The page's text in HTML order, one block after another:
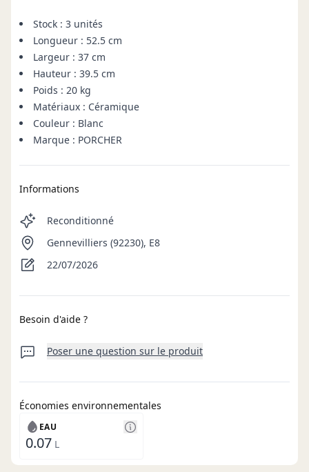
Stock : 3 unités
Longueur : 52.5 cm
Largeur : 37 cm
Hauteur : 39.5 cm
Poids : 20 kg
Matériaux : Céramique
Couleur : Blanc
Marque : PORCHER
Informations
Reconditionné
Gennevilliers (92230), E8
22/07/2026
Besoin d'aide ?
Poser une question sur le produit
Économies environnementales
EAU
0.07 L